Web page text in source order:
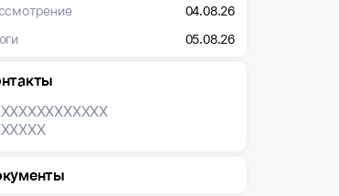
04.08.26
05.08.26
XXXXXXX